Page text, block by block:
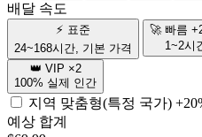
배달 속도
⚡ 표준
24~168시간, 기본 가격
🚀 빠름
1~2시
👑 VIP ×2
100% 실제 인간
지역 맞춤형(특정 국가)
예상 합계